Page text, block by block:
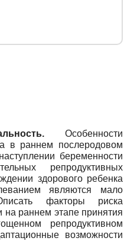
Особенности
в раннем послеродовом
беременности
репродуктивных
здорового ребенка
являются мало
факторы риска
на раннем этапе принятия
репродуктивном
возможности